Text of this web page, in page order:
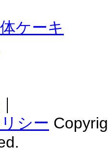
ケーキ
シー